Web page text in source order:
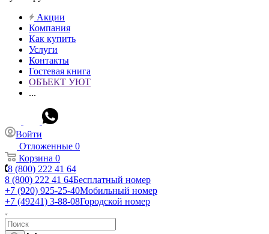
Акции
Компания
Как купить
Услуги
Контакты
Гостевая книга
ОБЪЕКТ УЮТ
...
Войти
Отложенные 0
Корзина 0
8 (800) 222 41 64
8 (800) 222 41 64Бесплатный номер
+7 (920) 925-25-40Мобильный номер
+7 (49241) 3-88-08Городской номер